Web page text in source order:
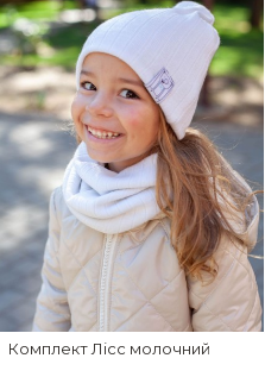
Комплект Лісс молочний